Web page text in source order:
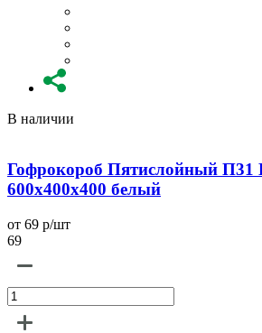
В наличии
Гофрокороб Пятислойный П31
600x400x400 белый
от 69 р/шт
69